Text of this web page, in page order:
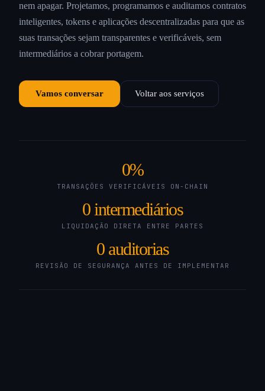
nem apagar. Projetamos, programamos e auditamos contratos
inteligentes, tokens e aplicações descentralizadas para que as
suas transações sejam transparentes e verificáveis, sem
intermediários a cobrar portagem.
Vamos conversar Voltar aos serviços
0%
TRANSAÇÕES VERIFICÁVEIS ON-CHAIN
0intermediários
LIQUIDAÇÃO DIRETA ENTRE PARTES
0auditorias
REVISÃO DE SEGURANÇA ANTES DE IMPLEMENTAR